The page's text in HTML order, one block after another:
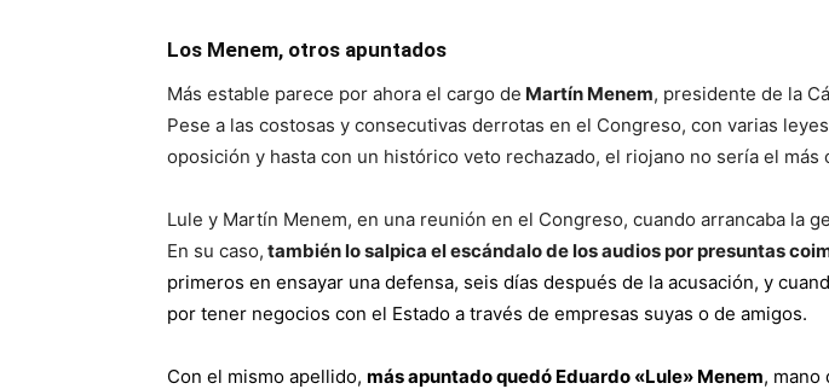
Los Menem, otros apuntados
Más estable parece por ahora el cargo de Martín Menem, presidente de la
Pese a las costosas y consecutivas derrotas en el Congreso, con varias
oposición y hasta con un histórico veto rechazado, el riojano no sería el más
Lule y Martín Menem, en una reunión en el Congreso, cuando arrancaba la
En su caso, también lo salpica el escándalo de los audios por presuntas
primeros en ensayar una defensa, seis días después de la acusación, y
por tener negocios con el Estado a través de empresas suyas o de amigos.
Con el mismo apellido, más apuntado quedó Eduardo «Lule» Menem, mano